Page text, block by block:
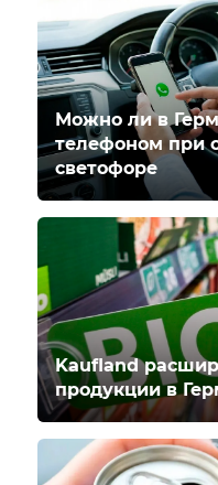
Можно ли в
телефоном при
светофоре
Kaufland
продукции в